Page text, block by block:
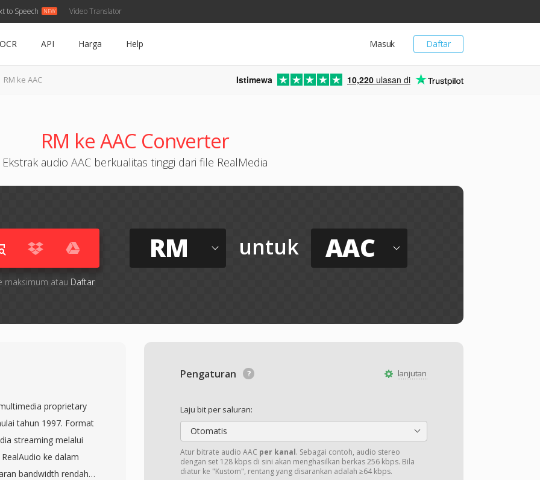
to Speech Video Translator
Daftar
Masuk
OCR API Harga Help
RM ke AAC Istimewa 10,220 ulasan di
RM ke AAC Converter
Ekstrak audio AAC berkualitas tinggi dari file RealMedia
maksimum atau Daftar
RM untuk AAC
lanjutan
Pengaturan
Laju bit per saluran:
Otomatis
Atur bitrate audio AAC per kanal. Sebagai contoh, audio stereo
dengan set 128 kbps di sini akan menghasilkan berkas 256 kbps. Bila
diatur ke "Kustom", rentang yang disarankan adalah ≥64 kbps.
proprietary
tahun 1997. Format
streaming melalui
ke dalam
bandwidth rendah.